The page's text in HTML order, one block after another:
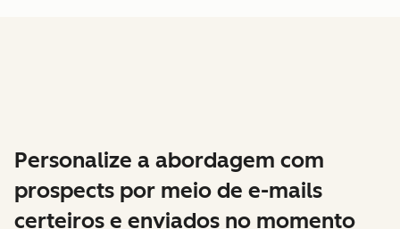
Personalize a abordagem com
prospects por meio de e-mails
certeiros e enviados no momento